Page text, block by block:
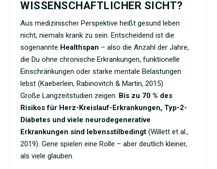
WISSENSCHAFTLICHER SICHT?
Aus medizinischer Perspektive heißt gesund leben
nicht, niemals krank zu sein. Entscheidend ist die
sogenannte Healthspan – also die Anzahl der Jahre,
die Du ohne chronische Erkrankungen, funktionelle
Einschränkungen oder starke mentale Belastungen
lebst (Kaeberlein, Rabinovitch & Martin, 2015).
Große Langzeitstudien zeigen: Bis zu 70 % des
Risikos für Herz-Kreislauf-Erkrankungen, Typ-2-
Diabetes und viele neurodegenerative
Erkrankungen sind lebensstilbedingt (Willett et al.,
2019). Gene spielen eine Rolle – aber deutlich kleiner,
als viele glauben.